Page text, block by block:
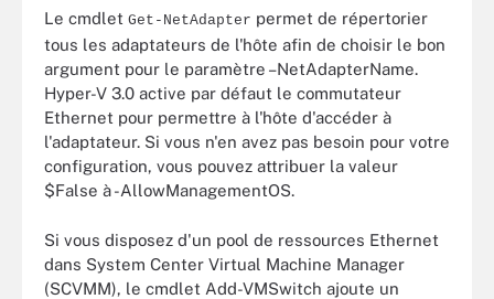
Le cmdlet Get-NetAdapter permet de répertorier
tous les adaptateurs de l'hôte afin de choisir le bon
argument pour le paramètre –NetAdapterName.
Hyper-V 3.0 active par défaut le commutateur
Ethernet pour permettre à l'hôte d'accéder à
l'adaptateur. Si vous n'en avez pas besoin pour votre
configuration, vous pouvez attribuer la valeur
$False à -AllowManagementOS.
Si vous disposez d'un pool de ressources Ethernet
dans System Center Virtual Machine Manager
(SCVMM), le cmdlet Add-VMSwitch ajoute un